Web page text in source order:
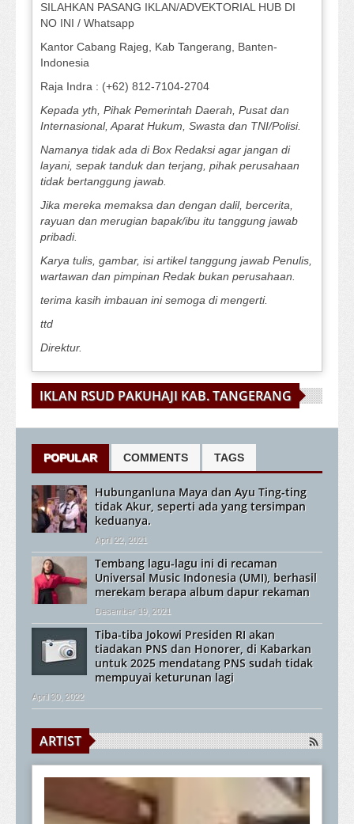
SILAHKAN PASANG IKLAN/ADVEKTORIAL HUB DI
NO INI / Whatsapp
Kantor Cabang Rajeg, Kab Tangerang, Banten-
Indonesia
Raja Indra : (+62) 812-7104-2704
Kepada yth, Pihak Pemerintah Daerah, Pusat dan
Internasional, Aparat Hukum, Swasta dan TNI/Polisi.
Namanya tidak ada di Box Redaksi agar jangan di
layani, sepak tanduk dan terjang, pihak perusahaan
tidak bertanggung jawab.
Jika mereka memaksa dan dengan dalil, bercerita,
rayuan dan merugian bapak/ibu itu tanggung jawab
pribadi.
Karya tulis, gambar, isi artikel tanggung jawab Penulis,
wartawan dan pimpinan Redak bukan perusahaan.
terima kasih imbauan ini semoga di mengerti.
ttd
Direktur.
IKLAN RSUD PAKUHAJI KAB. TANGERANG
POPULAR COMMENTS TAGS
Hubunganluna Maya dan Ayu Ting-ting
tidak Akur, seperti ada yang tersimpan
keduanya.
April 22, 2021
Tembang lagu-lagu ini di recaman
Universal Music Indonesia (UMI), berhasil
merekam berapa album dapur rekaman
Desember 19, 2021
Tiba-tiba Jokowi Presiden RI akan
tiadakan PNS dan Honorer, di Kabarkan
untuk 2025 mendatang PNS sudah tidak
mempuyai keturunan lagi
April 30, 2022
ARTIST